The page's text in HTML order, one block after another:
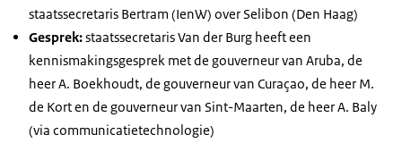
staatssecretaris Bertram (IenW) over Selibon (Den Haag)
Gesprek:staatssecretaris Van der Burg heeft een
kennismakingsgesprek met de gouverneur van Aruba, de
heer A. Boekhoudt, de gouverneur van Curaçao, de heer M.
de Kort en de gouverneur van Sint-Maarten, de heer A. Baly
(via communicatietechnologie)